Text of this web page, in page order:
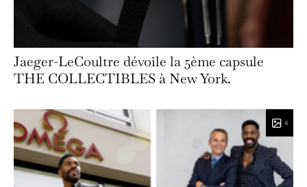
Jaeger-LeCoultre dévoile la 5ème capsule
THE COLLECTIBLES à New York.
6